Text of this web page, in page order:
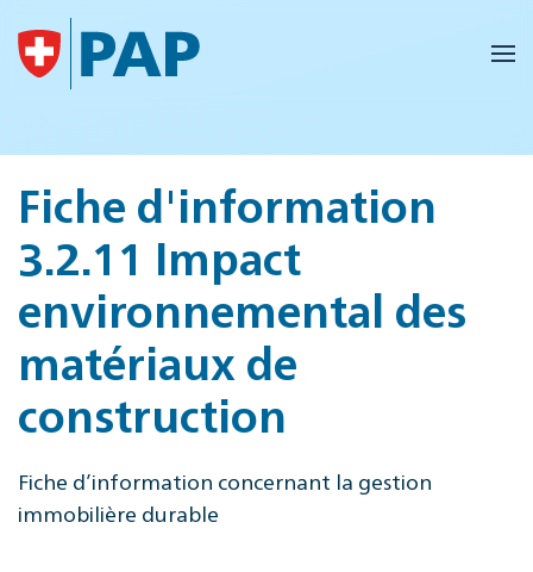
Accéder au contenu principal
Fiche d'information
3.2.11 Impact
environnemental des
matériaux de
construction
Fiche d’information concernant la gestion
immobilière durable